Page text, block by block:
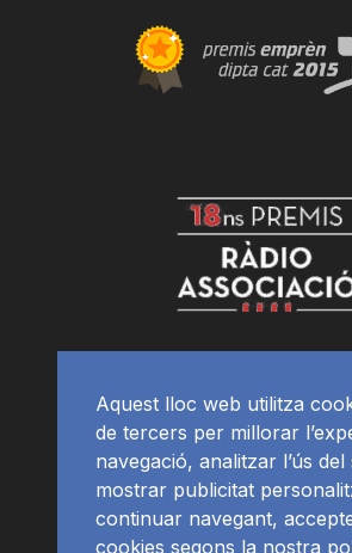
Aquest lloc web utilitza
de tercers per millorar
navegació, analitzar l’ús del
mostrar publicitat
continuar navegant,
cookies segons la nostra